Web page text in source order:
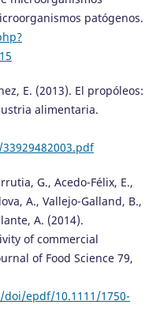
patógenos.
E. (2013). El propóleos:
alimentaria.
G., Acedo-Félix, E.,
A., Vallejo-Galland, B.,
A. (2014).
of commercial
of Food Science 79,
epdf/10.1111/1750-